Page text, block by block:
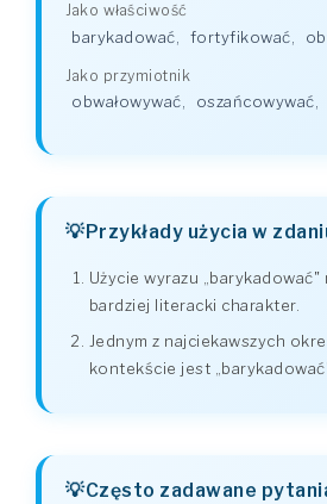
Jako właściwość
barykadować fortyfikować
Jako przymiotnik
obwałowywać, oszańcowywać,
Przykłady użycia w
Użycie wyrazu
bardziej literacki charakter.
Jednym z najciekawszych
kontekście jest
Często zadawane